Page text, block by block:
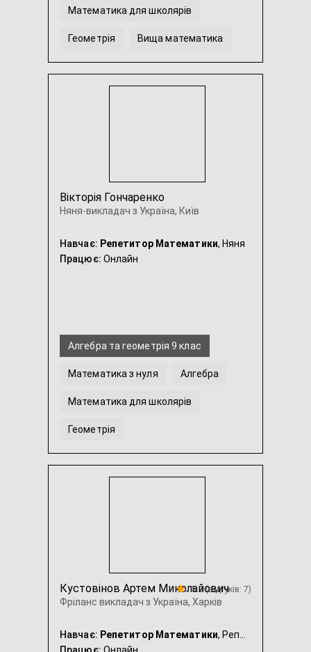
Математика для школярів
Геометрія Вища математика
...
Вікторія Гончаренко
Няня-викладач з Україна, Київ
Навчає: Репетитор Математики, Няня
Працює: Онлайн
Алгебра та геометрія 9 клас
Математика з нуля Алгебра
Математика для школярів
Геометрія
Алгебра та геометрія 7 клас ...
Кустовінов Артем Миколайович
Фріланс викладач з Україна, Харків
5.0 (відгуків: 7)
Навчає: Репетитор Математики, Репетитор Фізики, Репетитор Хімії